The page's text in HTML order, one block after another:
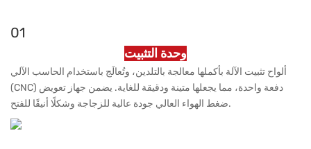
01
وحدة التثبيت
ألواح تثبيت الآلة بأكملها معالجة بالتلدين، وتُعالَج باستخدام الحاسب الآلي
(CNC) دفعة واحدة، مما يجعلها متينة ودقيقة للغاية. يضمن جهاز تعويض
ضغط الهواء العالي جودة عالية للزجاجة وشكلًا أنيقًا للفتح.